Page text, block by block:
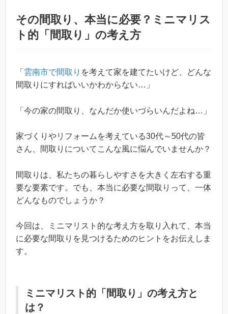
その間取り、本当に必要？ミニマリス
ト的「間取り」の考え方
「 雲南市で間取り を考えて家を建てたいけど、どんな
間取りにすればいいかわからない…」
「今の家の間取り、なんだか使いづらいんだよね…」
家づくりやリフォームを考えている30代～50代の皆
さん、間取りについてこんな風に悩んでいませんか？
間取りは、私たちの暮らしやすさを大きく左右する重
要な要素です。でも、本当に必要な間取りって、一体
どんなものでしょうか？
今回は、ミニマリスト的な考え方を取り入れて、本当
に必要な間取りを見つけるためのヒントをお伝えしま
す。
ミニマリスト的「間取り」の考え方と
は？